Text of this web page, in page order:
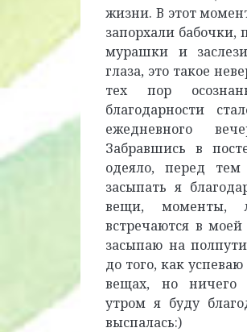
жизни. В этот
запорхали бабочки,
мурашки и
глаза, это такое
тех пор
благодарности
ежедневного
Забравшись в
одеяло, перед
засыпать я
вещи, моменты,
встречаются в
засыпаю на
до того, как
вещах, но ничего
утром я буду
выспалась:)